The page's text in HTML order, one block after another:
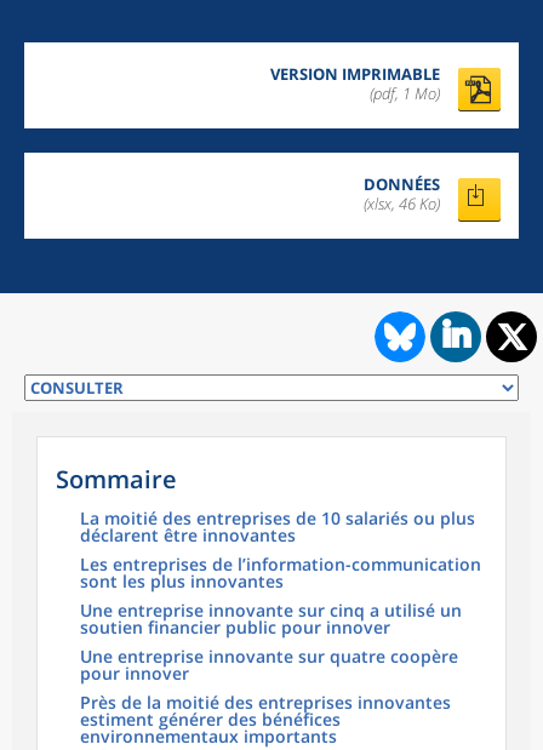
VERSION IMPRIMABLE
(pdf, 1 Mo)
DONNÉES
(xlsx, 46 Ko)
Sommaire
La moitié des entreprises de 10 salariés ou plus
déclarent être innovantes
Les entreprises de l’information-communication
sont les plus innovantes
Une entreprise innovante sur cinq a utilisé un
soutien financier public pour innover
Une entreprise innovante sur quatre coopère
pour innover
Près de la moitié des entreprises innovantes
estiment générer des bénéfices
environnementaux importants